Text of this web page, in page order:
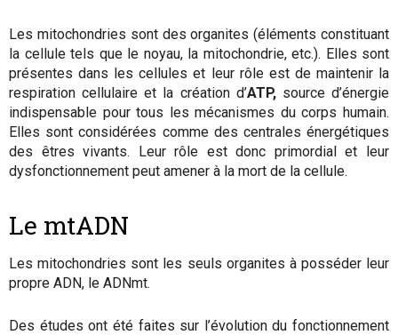
Les mitochondries sont des organites (éléments constituant
la cellule tels que le noyau, la mitochondrie, etc.). Elles sont
présentes dans les cellules et leur rôle est de maintenir la
respiration cellulaire et la création d’ATP,source d’énergie
indispensable pour tous les mécanismes du corps humain.
Elles sont considérées comme des centrales énergétiques
des êtres vivants. Leur rôle est donc primordial et leur
dysfonctionnement peut amener à la mort de la cellule.
Le mtADN
Les mitochondries sont les seuls organites à posséder leur
propre ADN, le ADNmt.
Des études ont été faites sur l’évolution du fonctionnement